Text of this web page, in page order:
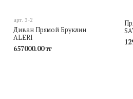
арт. 3-2
Диван Прямой Бруклин
ALERI
657000.00 тг